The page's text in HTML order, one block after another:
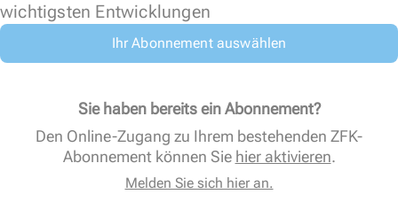
wichtigsten Entwicklungen
Ihr Abonnement auswählen
Sie haben bereits ein Abonnement?
Den Online-Zugang zu Ihrem bestehenden ZFK-
Abonnement können Sie hier aktivieren.
Melden Sie sich hier an.